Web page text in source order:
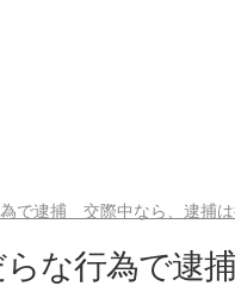
で逮捕 交際中なら、逮捕は
らな行為で逮